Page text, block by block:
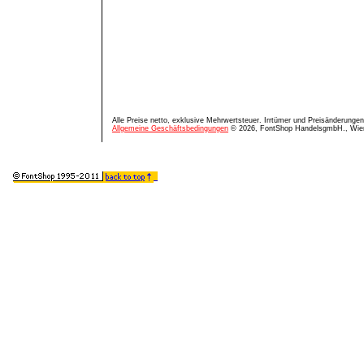
Alle Preise netto, exklusive Mehrwertsteuer. Irrtümer und
Allgemeine Geschäftsbedingungen © 2026, FontShop HandelsgmbH.,